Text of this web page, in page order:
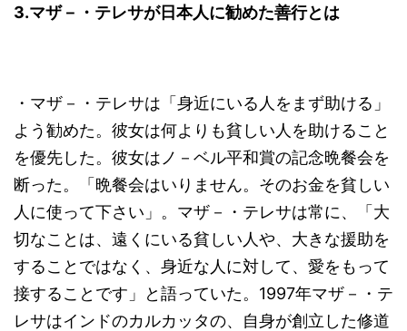
3.マザ－・テレサが日本人に勧めた善行とは
・マザ－・テレサは「身近にいる人をまず助ける」
よう勧めた。彼女は何よりも貧しい人を助けること
を優先した。彼女はノ－ベル平和賞の記念晩餐会を
断った。「晩餐会はいりません。そのお金を貧しい
人に使って下さい」。マザ－・テレサは常に、「大
切なことは、遠くにいる貧しい人や、大きな援助を
することではなく、身近な人に対して、愛をもって
接することです」と語っていた。1997年マザ－・テ
レサはインドのカルカッタの、自身が創立した修道